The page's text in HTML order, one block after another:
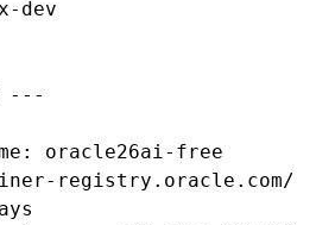
dev
---
oracle26ai-free
registry.oracle.com/